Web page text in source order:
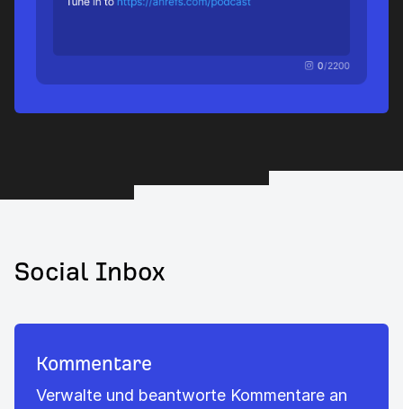
Social Inbox
Kommentare
Verwalte und beantworte Kommentare an